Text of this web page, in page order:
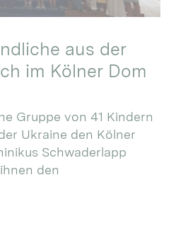
aus der
im Kölner Dom
Gruppe von 41 Kindern
Ukraine den Kölner
Schwaderlapp
den